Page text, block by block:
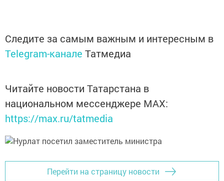
Следите за самым важным и интересным в
Telegram-канале Татмедиа
Читайте новости Татарстана в
национальном мессенджере MАХ:
https://max.ru/tatmedia
Перейти на страницу новости